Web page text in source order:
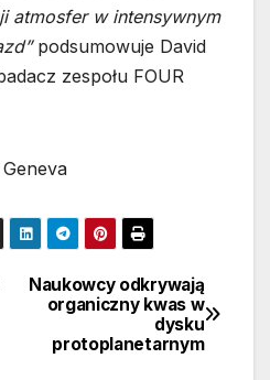
atmosfer w intensywnym
podsumowuje David
zespołu FOUR
Naukowcy odkrywają
organiczny kwas w
dysku
protoplanetarnym